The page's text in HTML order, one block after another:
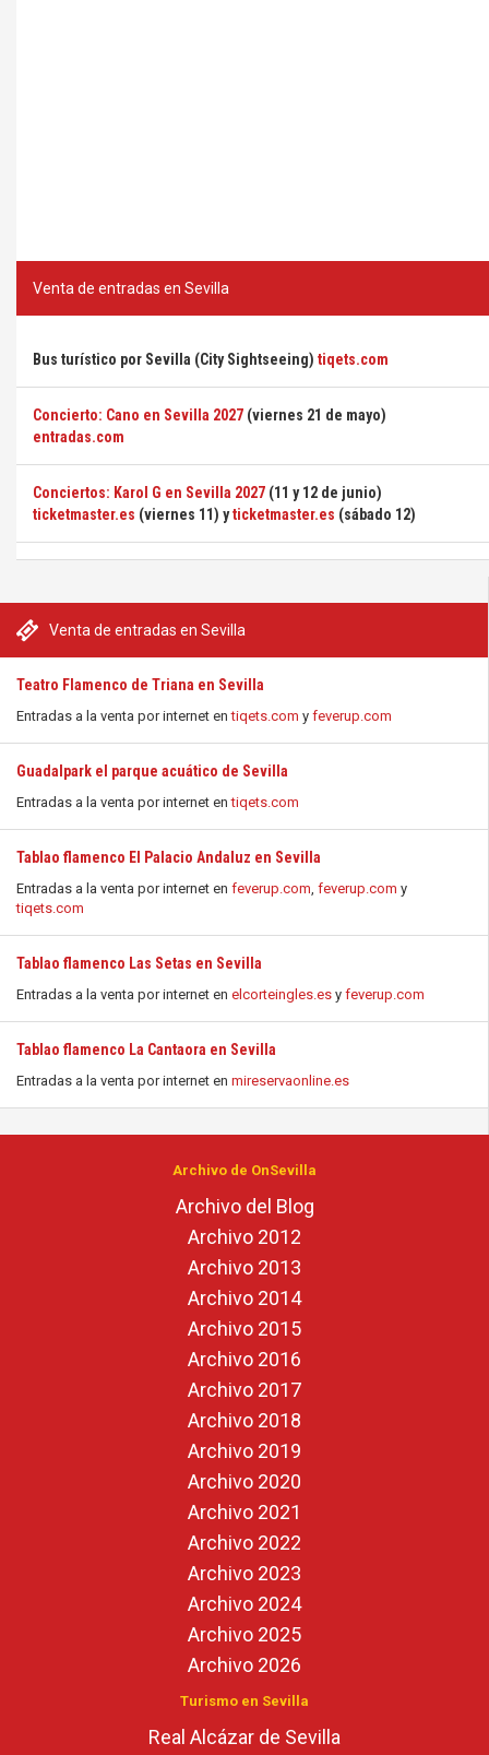
Venta de entradas en Sevilla
Teatro Flamenco de Triana en Sevilla
Entradas a la venta por internet entiqets.com y feverup.com
Guadalpark el parque acuático de Sevilla
Entradas a la venta por internet entiqets.com
Tablao flamenco El Palacio Andaluz en Sevilla
Entradas a la venta por internet en feverup.com, feverup.com y
tiqets.com
Tablao flamenco Las Setas en Sevilla
Entradas a la venta por internet en elcorteingles.es y feverup.com
Tablao flamenco La Cantaora en Sevilla
Entradas a la venta por internet en mireservaonline.es
Venta de entradas en Sevilla
Bus turístico por Sevilla (City Sightseeing) tiqets.com
Concierto: Cano en Sevilla 2027 (viernes 21 de mayo)
entradas.com
Conciertos: Karol G en Sevilla 2027 (11 y 12 de junio)
ticketmaster.es (viernes 11) yticketmaster.es (sábado 12)
Archivo de OnSevilla
Archivo del Blog
Archivo 2012
Archivo 2013
Archivo 2014
Archivo 2015
Archivo 2016
Archivo 2017
Archivo 2018
Archivo 2019
Archivo 2020
Archivo 2021
Archivo 2022
Archivo 2023
Archivo 2024
Archivo 2025
Archivo 2026
Turismo en Sevilla
Real Alcázar de Sevilla